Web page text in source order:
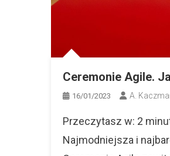
Ceremonie Agile.
16/01/2023 A.
Przeczytasz w: 2
Najmodniejsza i